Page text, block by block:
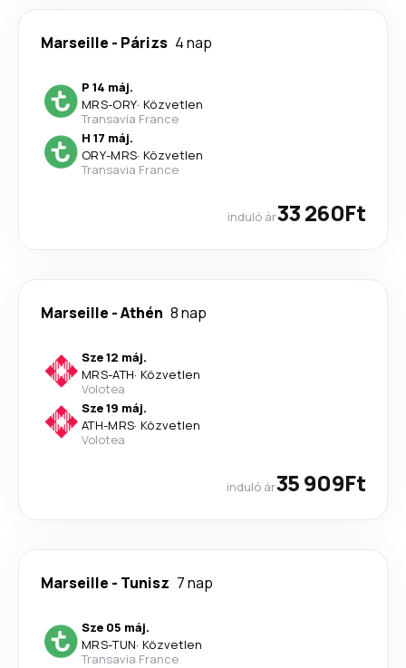
Marseille - Párizs 4 nap
P 14 máj.
MRS-ORY· Közvetlen
Transavia France
H 17 máj.
ORY-MRS· Közvetlen
Transavia France
induló ár33 260Ft
Marseille -Athén 8 nap
Sze 12 máj.
MRS-ATH· Közvetlen
Volotea
Sze 19 máj.
ATH-MRS· Közvetlen
Volotea
induló ár35 909Ft
Marseille - Tunisz 7 nap
Sze 05 máj.
MRS-TUN· Közvetlen
Transavia France